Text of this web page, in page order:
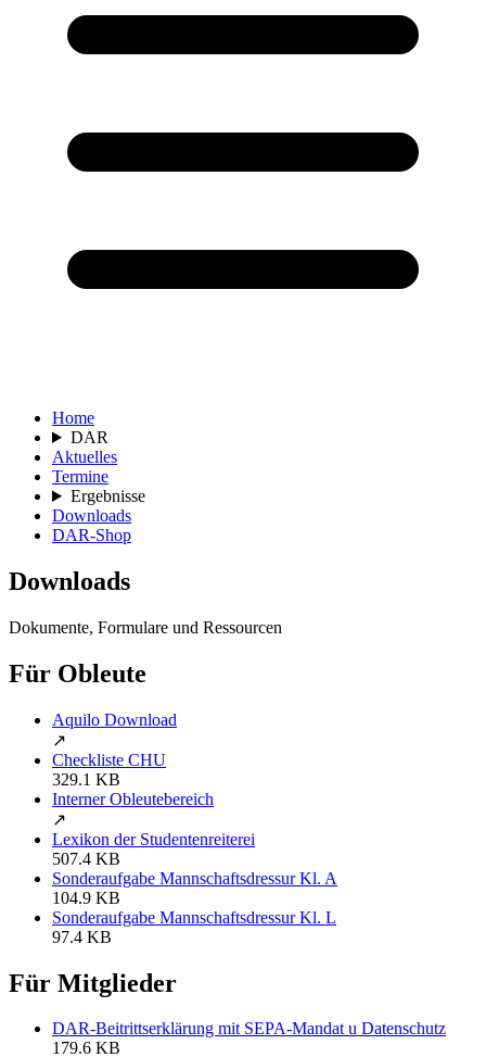
Home
DAR
Aktuelles
Termine
Ergebnisse
Downloads
DAR-Shop
Downloads
Dokumente, Formulare und Ressourcen
Für Obleute
Aquilo Download
↗
Checkliste CHU
329.1 KB
Interner Obleutebereich
↗
Lexikon der Studentenreiterei
507.4 KB
Sonderaufgabe Mannschaftsdressur Kl. A
104.9 KB
Sonderaufgabe Mannschaftsdressur Kl. L
97.4 KB
Für Mitglieder
DAR-Beitrittserklärung mit SEPA-Mandat u Datenschutz
179.6 KB